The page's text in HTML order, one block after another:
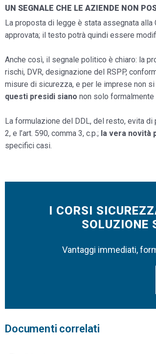
UN SEGNALE CHE LE AZIENDE NON
La proposta di legge è stata assegnata
approvata; il testo potrà quindi essere
Anche così, il segnale politico è chiaro: la
rischi, DVR, designazione del RSPP,
misure di sicurezza, e per le imprese non
questi presidi siano non solo formalmente
La formulazione del DDL, del resto, evita
2, e l’art. 590, comma 3, c.p.; la vera novità
specifici casi.
I CORSI
SOLUZIONE
Vantaggi immediati,
Documenti correlati